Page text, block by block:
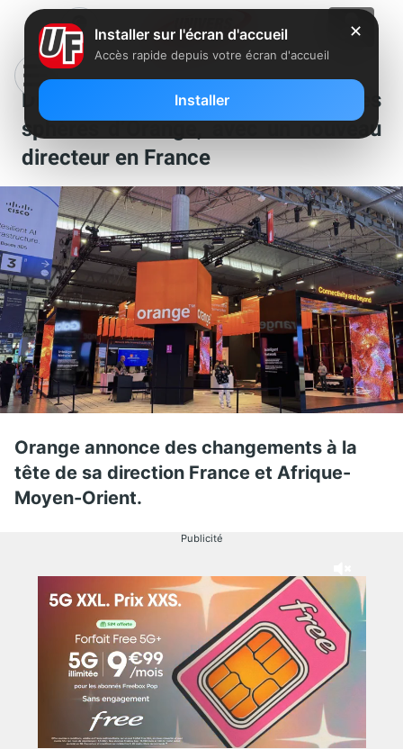
Du changement dans les hautes
sphères d’Orange, avec un nouveau
directeur en France
Orange annonce des changements à la
tête de sa direction France et Afrique-
Moyen-Orient.
Publicité
✕
Installer sur l'écran d'accueil
Accès rapide depuis votre écran d'accueil
Installer